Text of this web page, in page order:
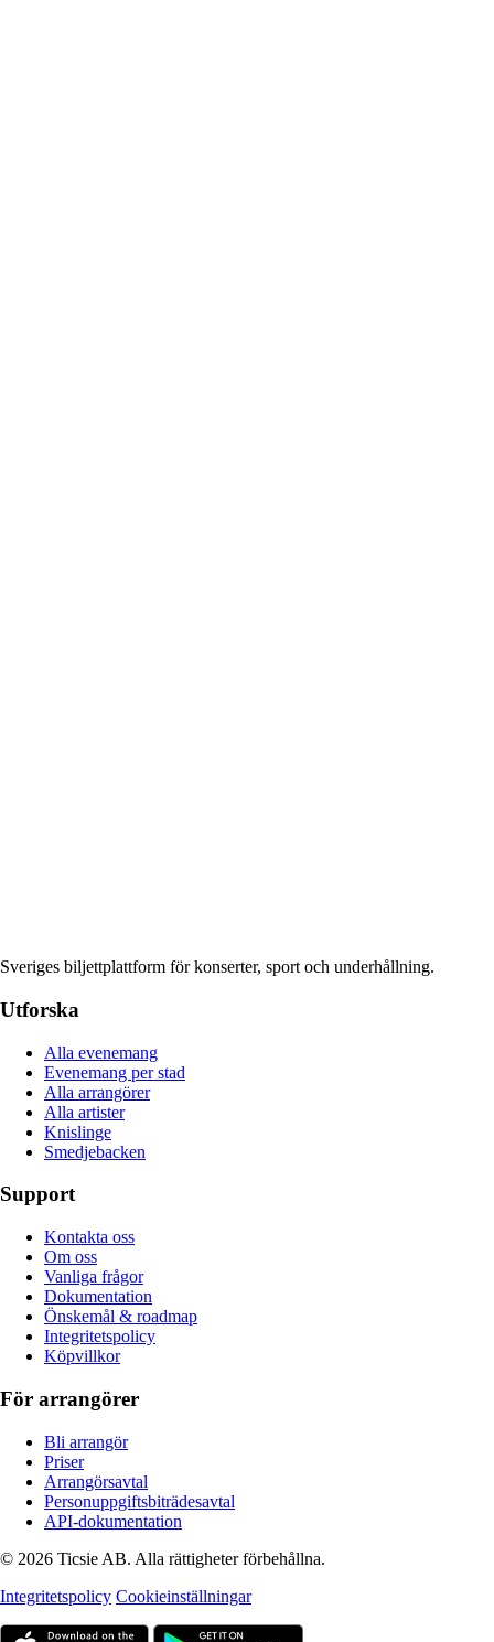
Sveriges biljettplattform för konserter, sport och underhållning.
Utforska
Alla evenemang
Evenemang per stad
Alla arrangörer
Alla artister
Knislinge
Smedjebacken
Support
Kontakta oss
Om oss
Vanliga frågor
Dokumentation
Önskemål & roadmap
Integritetspolicy
Köpvillkor
För arrangörer
Bli arrangör
Priser
Arrangörsavtal
Personuppgiftsbiträdesavtal
API-dokumentation
© 2026 Ticsie AB. Alla rättigheter förbehållna.
Integritetspolicy Cookieinställningar